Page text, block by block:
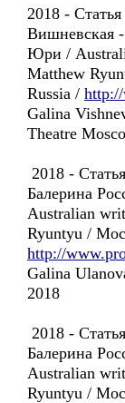
2018 -
Вишневская
Юри /
Matthew
Russia /
Galina
Theatre
2018 -
Балерина
Australian
Ryuntyu /
http://
Galina
2018
2018 -
Балерина
Australian
Ryuntyu /